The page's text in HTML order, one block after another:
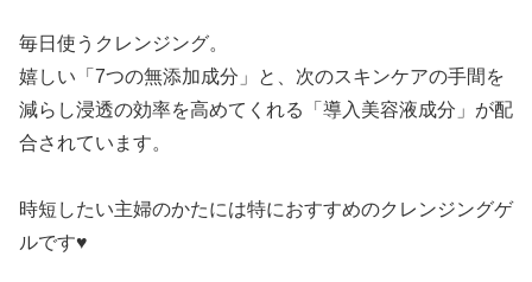
毎日使うクレンジング。
嬉しい「7つの無添加成分」と、次のスキンケアの手間を
減らし浸透の効率を高めてくれる「導入美容液成分」が配
合されています。
時短したい主婦のかたには特におすすめのクレンジングゲ
ルです♥